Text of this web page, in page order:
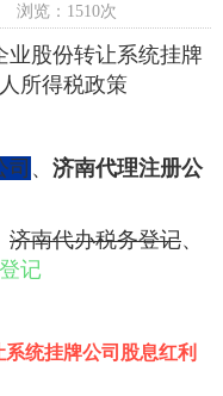
浏览：1510次
业股份转让系统挂牌
所得税政策
、 济南代理注册公
济南代办税务登记、
记
统挂牌公司股息红利